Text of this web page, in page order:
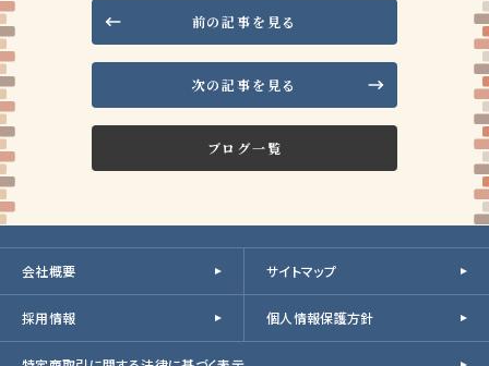
前の記事を見る
ブログ一覧
次の記事を見る
会社概要 サイトマップ
採用情報 個人情報保護方針